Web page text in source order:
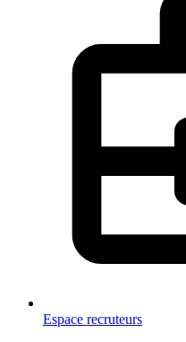
Espace recruteurs